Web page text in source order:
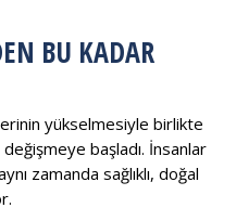
BU KADAR
yükselmesiyle birlikte
değişmeye başladı. İnsanlar
zamanda sağlıklı, doğal